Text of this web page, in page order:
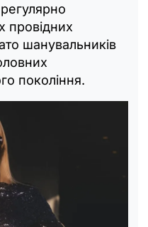
провідних
шанувальників
покоління.